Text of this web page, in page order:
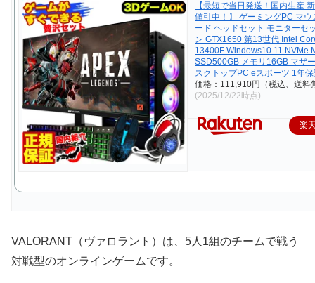
【最短で当日発送！国内生産
値引中！】 ゲーミングPC マウ
ード ヘッドセット モニターセ
ン GTX1650 第13世代 Intel
13400F Windows10 11 NVMe
SSD500GB メモリ16GB マザ
スクトップPC eスポーツ 1年
価格：111,910円（税込、送料
(2025/12/22時点)
楽
VALORANT（ヴァロラント）は、5人1組のチームで戦う
対戦型のオンラインゲームです。